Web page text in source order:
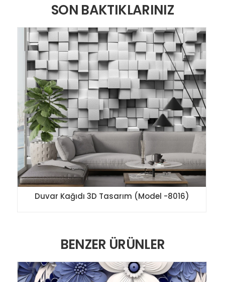
SON BAKTIKLARINIZ
Duvar Kağıdı 3D Tasarım (Model -8016)
BENZER ÜRÜNLER